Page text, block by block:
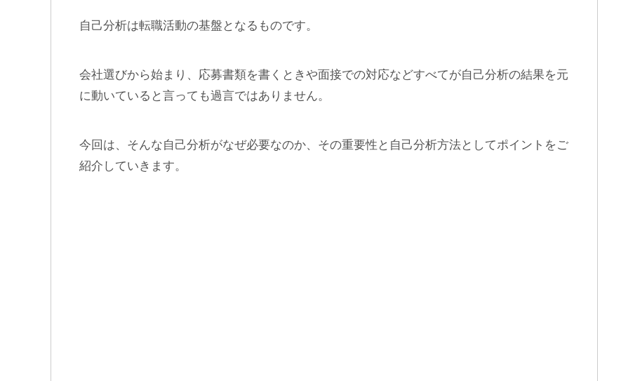
自己分析は転職活動の基盤となるものです。
会社選びから始まり、応募書類を書くときや面接での対応などすべてが自己分析の結果を元
に動いていると言っても過言ではありません。
今回は、そんな自己分析がなぜ必要なのか、その重要性と自己分析方法としてポイントをご
紹介していきます。